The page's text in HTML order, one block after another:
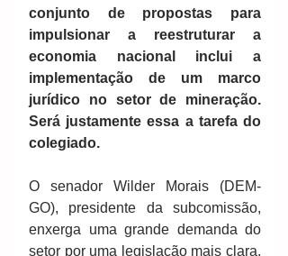
conjunto de propostas para
impulsionar a reestruturar a
economia nacional inclui a
implementação de um marco
jurídico no setor de mineração.
Será justamente essa a tarefa do
colegiado.
O senador Wilder Morais (DEM-
GO), presidente da subcomissão,
enxerga uma grande demanda do
setor por uma legislação mais clara.